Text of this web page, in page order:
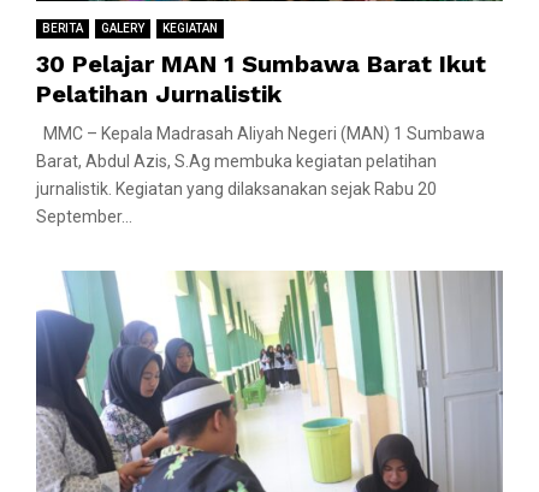
BERITA GALERY KEGIATAN
30 Pelajar MAN 1 Sumbawa Barat Ikut
Pelatihan Jurnalistik
MMC – Kepala Madrasah Aliyah Negeri (MAN) 1 Sumbawa
Barat, Abdul Azis, S.Ag membuka kegiatan pelatihan
jurnalistik. Kegiatan yang dilaksanakan sejak Rabu 20
September...